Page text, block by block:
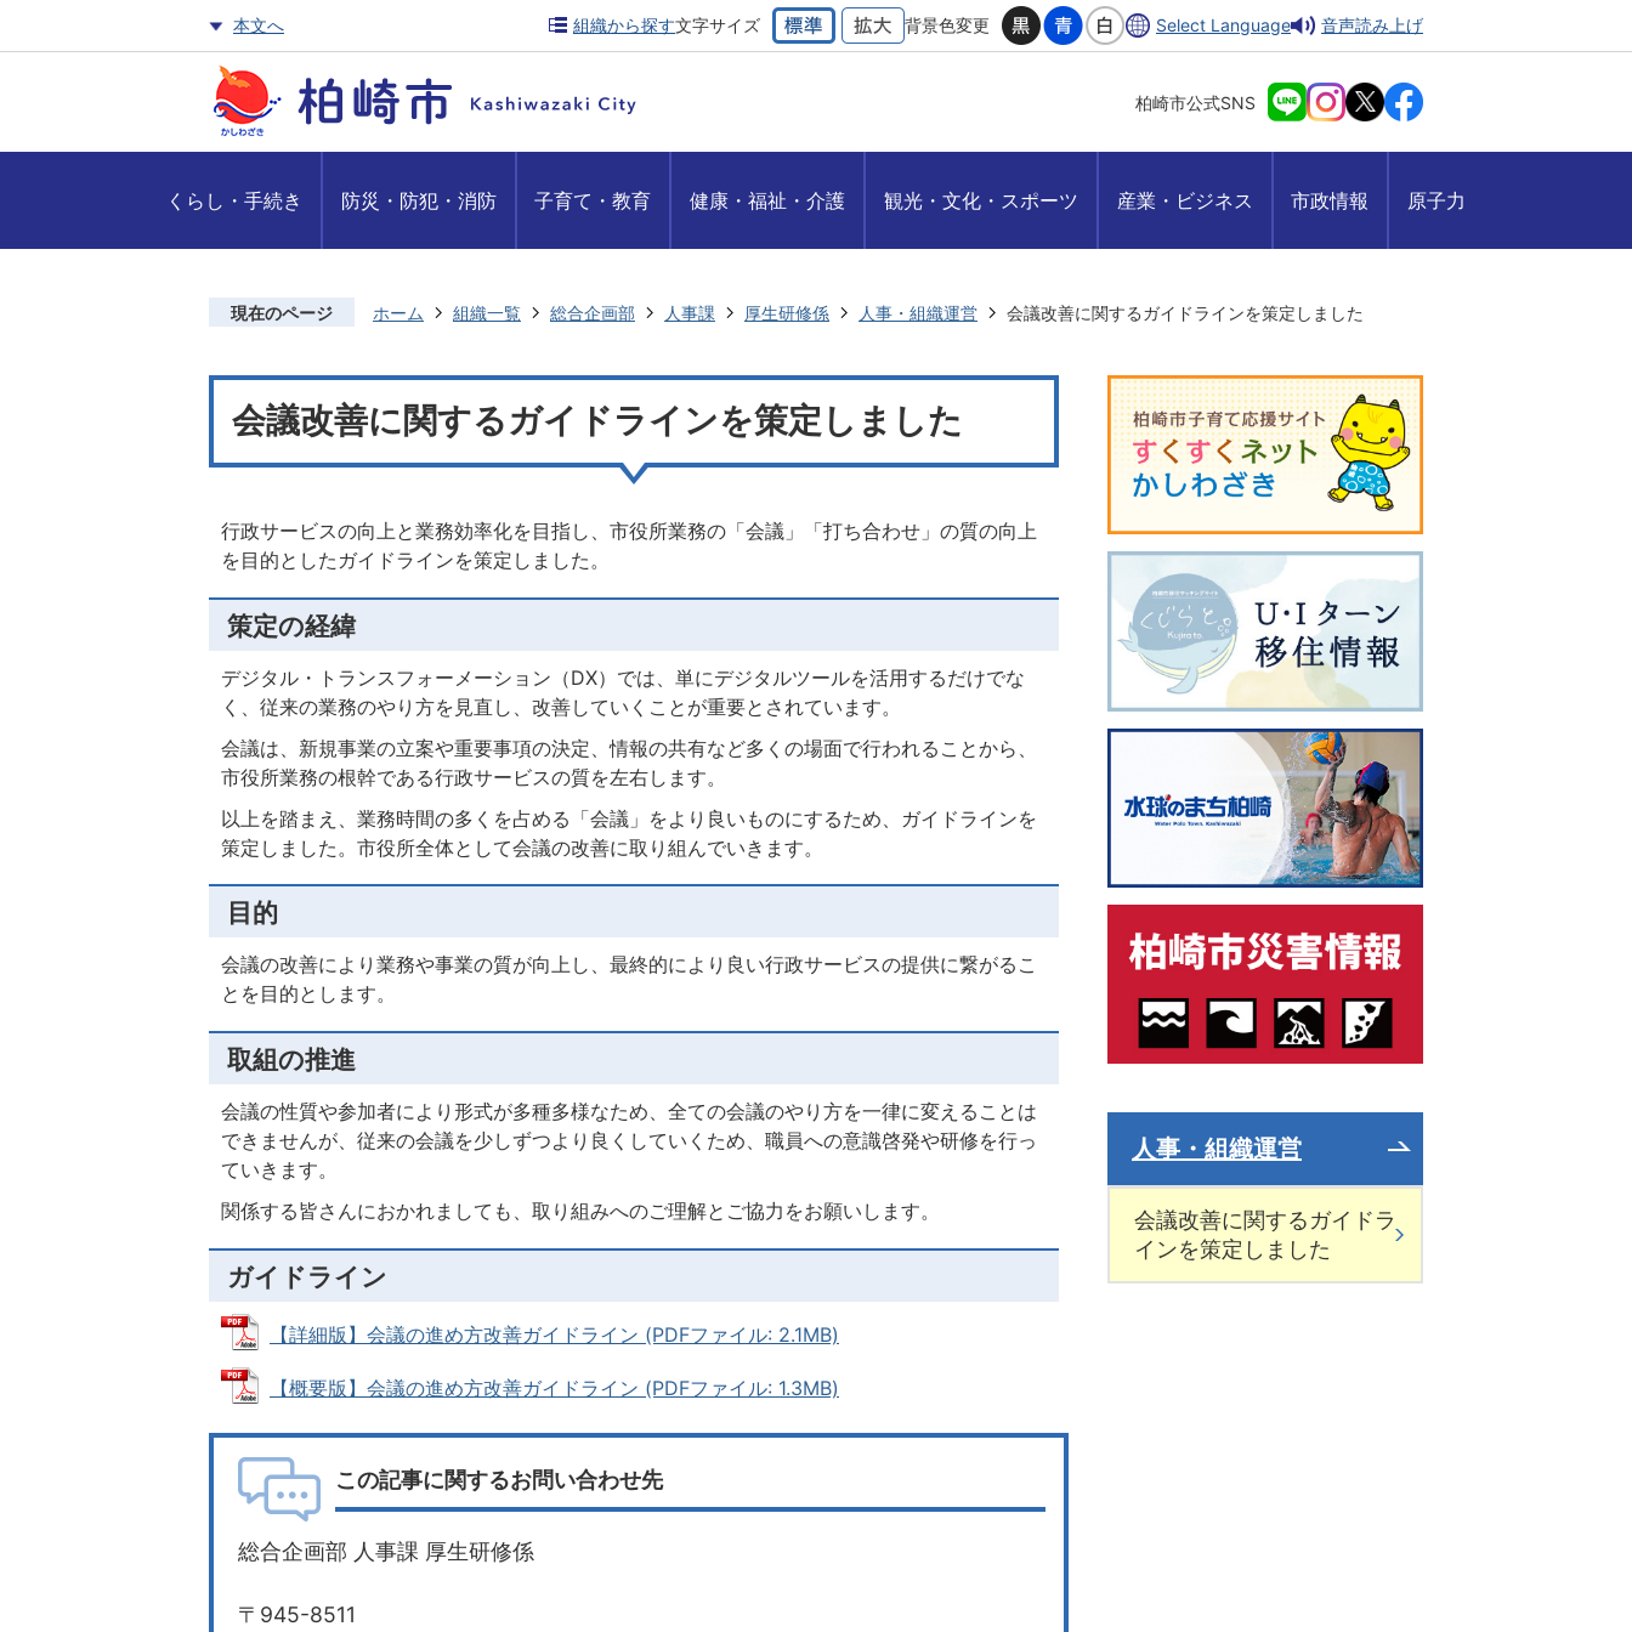
本文へ 組織から探す文字サイズ 背景色変更 Select Language 音声読み上げ
柏崎市公式SNS
くらし・手続き 防災・防犯・消防 子育て・教育 健康・福祉・介護 観光・文化・スポーツ 産業・ビジネス 市政情報 原子力
現在のページ ホーム 組織一覧 総合企画部 人事課 厚生研修係 人事・組織運営 会議改善に関するガイドラインを策定しました
会議改善に関するガイドラインを策定しました
行政サービスの向上と業務効率化を目指し、市役所業務の「会議」「打ち合わせ」の質の向上
を目的としたガイドラインを策定しました。
策定の経緯
デジタル・トランスフォーメーション（DX）では、単にデジタルツールを活用するだけでな
く、従来の業務のやり方を見直し、改善していくことが重要とされています。
会議は、新規事業の立案や重要事項の決定、情報の共有など多くの場面で行われることから、
市役所業務の根幹である行政サービスの質を左右します。
以上を踏まえ、業務時間の多くを占める「会議」をより良いものにするため、ガイドラインを
策定しました。市役所全体として会議の改善に取り組んでいきます。
目的
会議の改善により業務や事業の質が向上し、最終的により良い行政サービスの提供に繋がるこ
とを目的とします。
取組の推進
会議の性質や参加者により形式が多種多様なため、全ての会議のやり方を一律に変えることは
できませんが、従来の会議を少しずつより良くしていくため、職員への意識啓発や研修を行っ
ていきます。
関係する皆さんにおかれましても、取り組みへのご理解とご協力をお願いします。
ガイドライン
【詳細版】会議の進め方改善ガイドライン (PDFファイル: 2.1MB)
【概要版】会議の進め方改善ガイドライン (PDFファイル: 1.3MB)
この記事に関するお問い合わせ先
総合企画部 人事課 厚生研修係
〒945-8511
人事・組織運営
会議改善に関するガイドラ
インを策定しました